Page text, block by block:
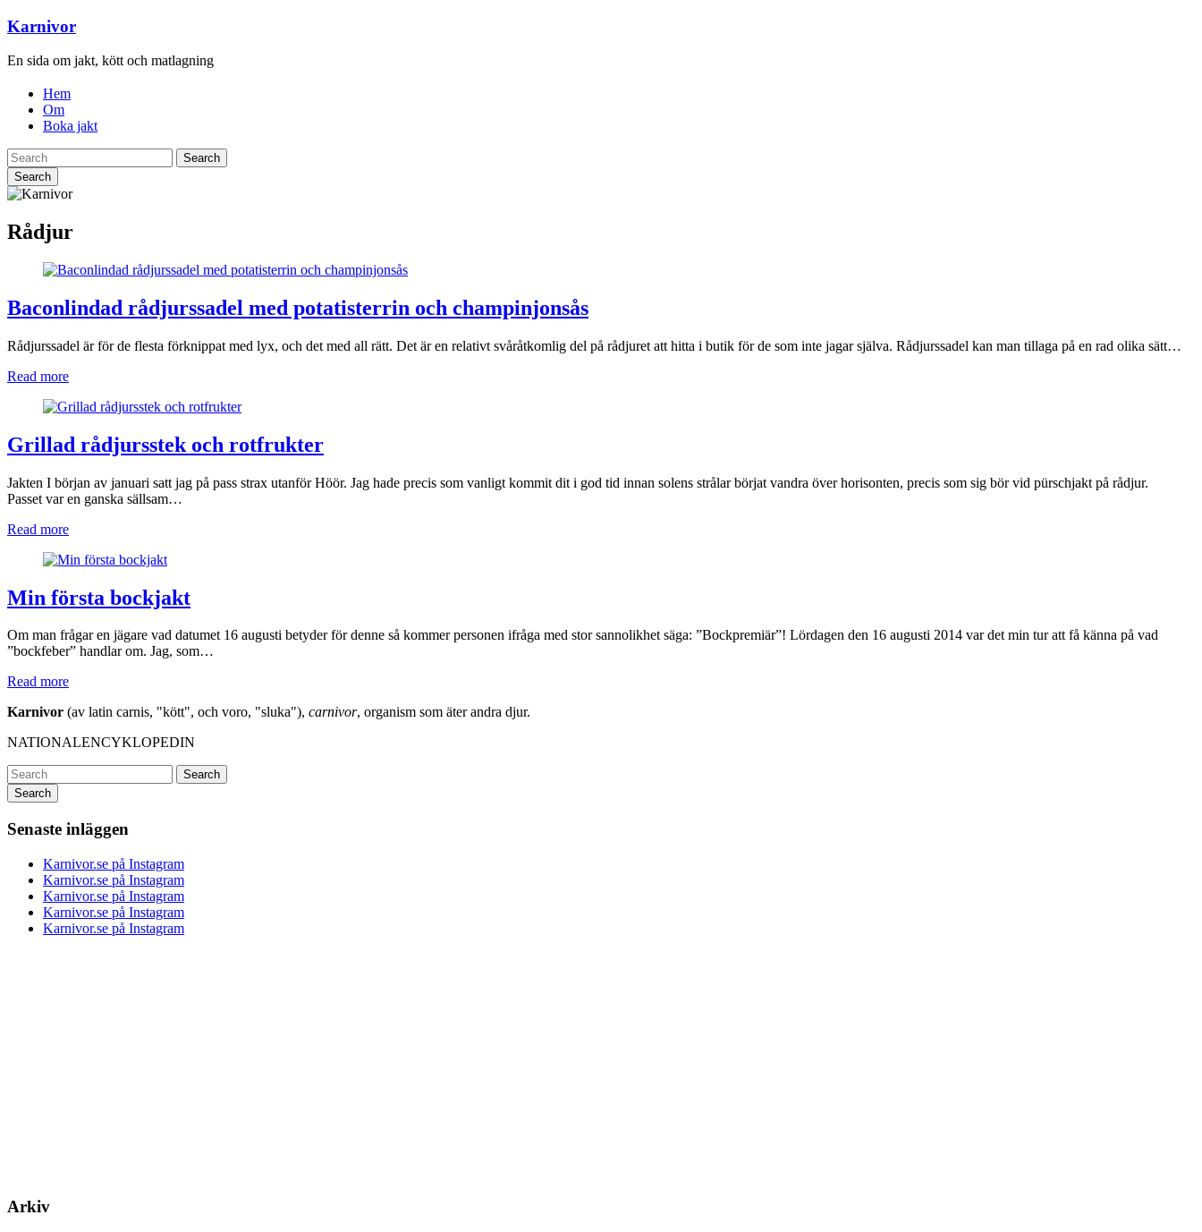
Karnivor
En sida om jakt, kött och matlagning
Hem
Om
Boka jakt
Search
Rådjur
Baconlindad rådjurssadel med potatisterrin och champinjonsås
Rådjurssadel är för de flesta förknippat med lyx, och det med all rätt. Det är en relativt svåråtkomlig del på rådjuret att hitta i butik för de som inte jagar själva. Rådjurssadel kan man tillaga på en rad olika sätt…
Read more
Grillad rådjursstek och rotfrukter
Jakten I början av januari satt jag på pass strax utanför Höör. Jag hade precis som vanligt kommit dit i god tid innan solens strålar börjat vandra över horisonten, precis som sig bör vid pürschjakt på rådjur.
Passet var en ganska sällsam…
Read more
Min första bockjakt
Om man frågar en jägare vad datumet 16 augusti betyder för denne så kommer personen ifråga med stor sannolikhet säga: ”Bockpremiär”! Lördagen den 16 augusti 2014 var det min tur att få känna på vad
”bockfeber” handlar om. Jag, som…
Read more
Karnivor (av latin carnis, "kött", och voro, "sluka"), carnivor, organism som äter andra djur.
NATIONALENCYKLOPEDIN
Search
Senaste inläggen
Karnivor.se på Instagram
Karnivor.se på Instagram
Karnivor.se på Instagram
Karnivor.se på Instagram
Karnivor.se på Instagram
Arkiv